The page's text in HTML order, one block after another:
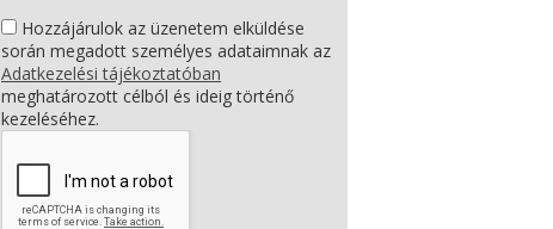
Hozzájárulok az üzenetem elküldése
során megadott személyes adataimnak az
Adatkezelési tájékoztatóban
meghatározott célból és ideig történő
kezeléséhez.